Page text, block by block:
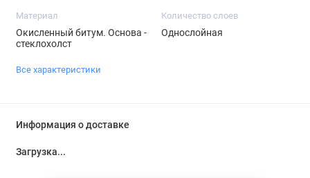
Материал
Окисленный битум. Основа -
стеклохолст
Количество слоев
Однослойная
Все характеристики
Информация о доставке
Загрузка...